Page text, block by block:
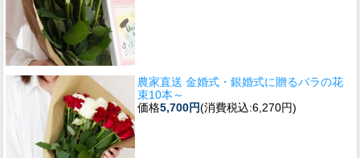
農家直送 金婚式・銀婚式に贈るバラの花
束10本～
価格5,700円(消費税込:6,270円)